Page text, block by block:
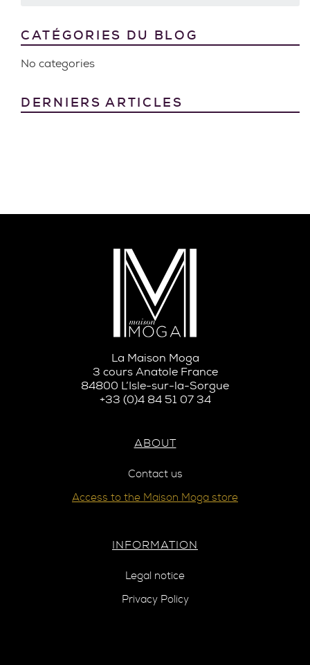
CATÉGORIES DU BLOG
No categories
DERNIERS ARTICLES
La Maison Moga
3 cours Anatole France
84800 L’Isle-sur-la-Sorgue
+33 (0)4 84 51 07 34
ABOUT
Contact us
Access to the Maison Moga store
INFORMATION
Legal notice
Privacy Policy